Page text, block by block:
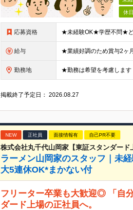
休
応募資格
給与
勤務地
掲載終了予定日：2026.08.27
NEW 正社員 面接情報有 自己PR不要
株式会社丸千代山岡家【東証スタンダード
ラーメン山岡家のスタッフ｜未
大5連休OK*まかない付
フリーター卒業も大歓迎◎ 「自
ダード上場の正社員へ。